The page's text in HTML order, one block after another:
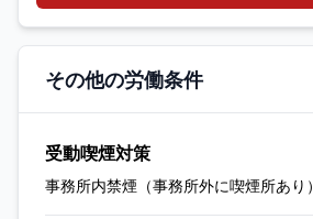
その他の労働条件
受動喫煙対策
事務所内禁煙（事務所外に喫煙所あり）